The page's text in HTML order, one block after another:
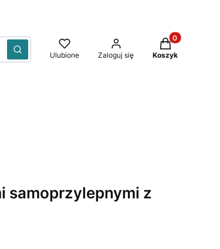
Szukaj Ulubione Zaloguj się
Produkty w
Koszyk
samoprzylepnymi z